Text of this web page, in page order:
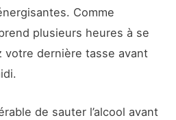
Comme
plusieurs heures à se
votre dernière tasse avant
de sauter l’alcool avant